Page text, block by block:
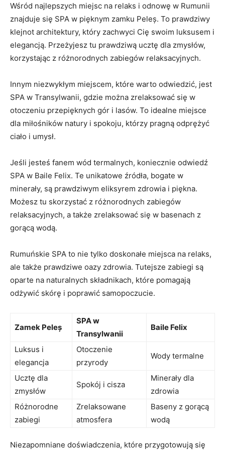
Wśród najlepszych miejsc ⁣na relaks i ​odnowę w⁤ Rumunii
znajduje⁤ się SPA w ⁣pięknym⁣ zamku ‌Peleș. To prawdziwy
⁤klejnot architektury, który zachwyci Cię swoim luksusem i
elegancją. Przeżyjesz tu prawdziwą ucztę dla​ zmysłów,‍
korzystając z różnorodnych zabiegów ‌relaksacyjnych.
Innym niezwykłym miejscem, które​ warto odwiedzić, jest
SPA​ w Transylwanii, gdzie można zrelaksować ⁣się w
otoczeniu przepięknych ⁣gór ‌i lasów. To idealne miejsce
dla miłośników ⁢natury i spokoju, ⁢którzy​ pragną‍ odprężyć
⁢ciało i umysł.
Jeśli jesteś ​fanem wód termalnych, koniecznie odwiedź‍
SPA w Baile ⁢Felix. Te unikatowe źródła, bogate w
minerały,⁤ są prawdziwym‌ eliksyrem⁢ zdrowia ⁢i piękna.
Możesz tu skorzystać z różnorodnych zabiegów‍
relaksacyjnych, a także‍ zrelaksować się w ⁢basenach z‍
gorącą wodą.
Rumuńskie SPA to nie tylko doskonałe ‍miejsca⁢ na ⁢relaks,
ale także prawdziwe oazy zdrowia.‍ Tutejsze zabiegi są
oparte na naturalnych składnikach,‌ które ​pomagają
odżywić ‌skórę ‍i poprawić⁣ samopoczucie.
Zamek Peleș
SPA‍ w
Transylwanii
Baile Felix
Luksus⁣ i
elegancja
Otoczenie
przyrody
Wody termalne
Ucztę dla ​
zmysłów
Spokój i cisza
Minerały dla
zdrowia
Różnorodne
zabiegi
Zrelaksowane
atmosfera
Baseny z gorącą
wodą
Niezapomniane doświadczenia, które przygotowują się